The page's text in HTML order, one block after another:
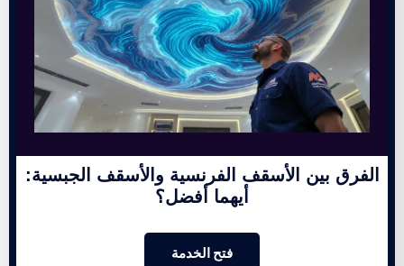
الفرق بين الأسقف الفرنسية والأسقف الجبسية:
أيهما أفضل؟
فتح الخدمة